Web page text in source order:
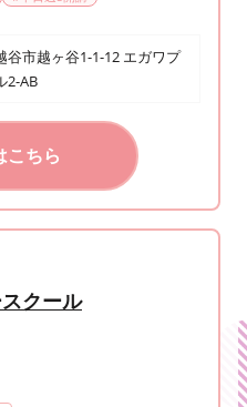
谷市越ヶ谷1-1-12 エガワプ
2-AB
こちら
クール